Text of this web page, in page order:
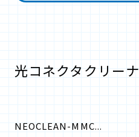
光コネクタクリーナ
NEOCLEAN-MMC...